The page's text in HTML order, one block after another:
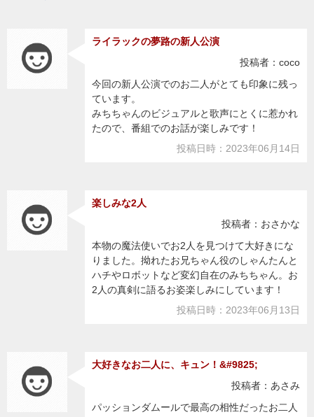
ライラックの夢路の新人公演
投稿者：coco
今回の新人公演でのお二人がとても印象に残っ
ています。
みちちゃんのビジュアルと歌声にとくに惹かれ
たので、番組でのお話が楽しみです！
投稿日時：2023年06月14日
楽しみな2人
投稿者：おさかな
本物の魔法使いでお2人を見つけて大好きにな
りました。拗れたお兄ちゃん役のしゃんたんと
ハチやロボットなど変幻自在のみちちゃん。お
2人の真剣に語るお姿楽しみにしています！
投稿日時：2023年06月13日
大好きなお二人に、キュン！&#9825;
投稿者：あさみ
パッションダムールで最高の相性だったお二人